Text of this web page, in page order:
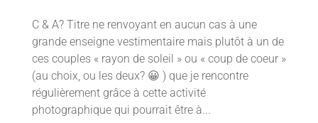
C & A? Titre ne renvoyant en aucun cas à une
grande enseigne vestimentaire mais plutôt à un de
ces couples « rayon de soleil » ou « coup de coeur »
(au choix, ou les deux? 😀 ) que je rencontre
régulièrement grâce à cette activité
photographique qui pourrait être à...